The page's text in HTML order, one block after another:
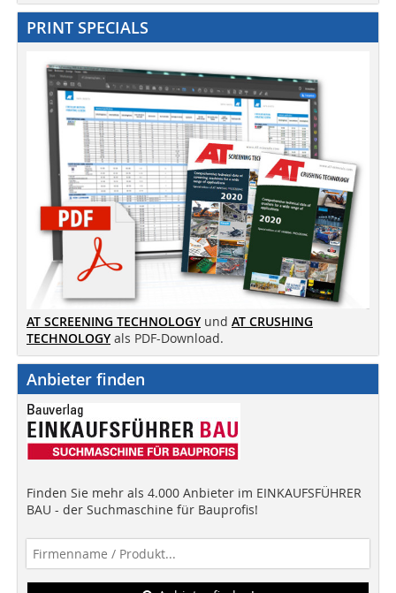
PRINT SPECIALS
AT SCREENING TECHNOLOGY und AT CRUSHING
TECHNOLOGY als PDF-Download.
Anbieter finden
Finden Sie mehr als 4.000 Anbieter im EINKAUFSFÜHRER
BAU - der Suchmaschine für Bauprofis!